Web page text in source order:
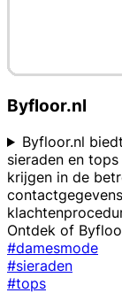
Byfloor.nl
Byfloor.nl
sieraden en
krijgen in de
Ontdek of
#damesmode
#sieraden
#tops